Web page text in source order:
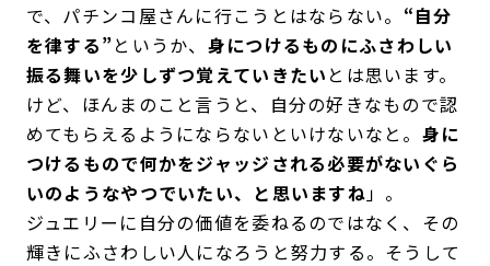
で、パチンコ屋さんに行こうとはならない。 “自分
を律する”というか、 身につけるものにふさわしい
振る舞いを少しずつ覚えていきたい とは思います。
けど、ほんまのこと言うと、自分の好きなもので認
めてもらえるようにならないといけないなと。 身に
つけるもので何かをジャッジされる必要がないぐら
いのようなやつでいたい、と思いますね 」。
ジュエリーに自分の価値を委ねるのではなく、その
輝きにふさわしい人になろうと努力する。そうして